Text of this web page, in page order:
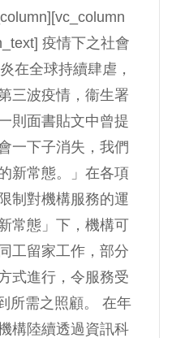
疫情下之社會
在全球持續肆虐，
三波疫情，衞生署
則面書貼文中曾提
一下子消失，我們
新常態。」在各項
制對機構服務的運
常態」下，機構可
工留家工作，部分
式進行，令服務受
所需之照顧。 在年
構陸續透過資訊科